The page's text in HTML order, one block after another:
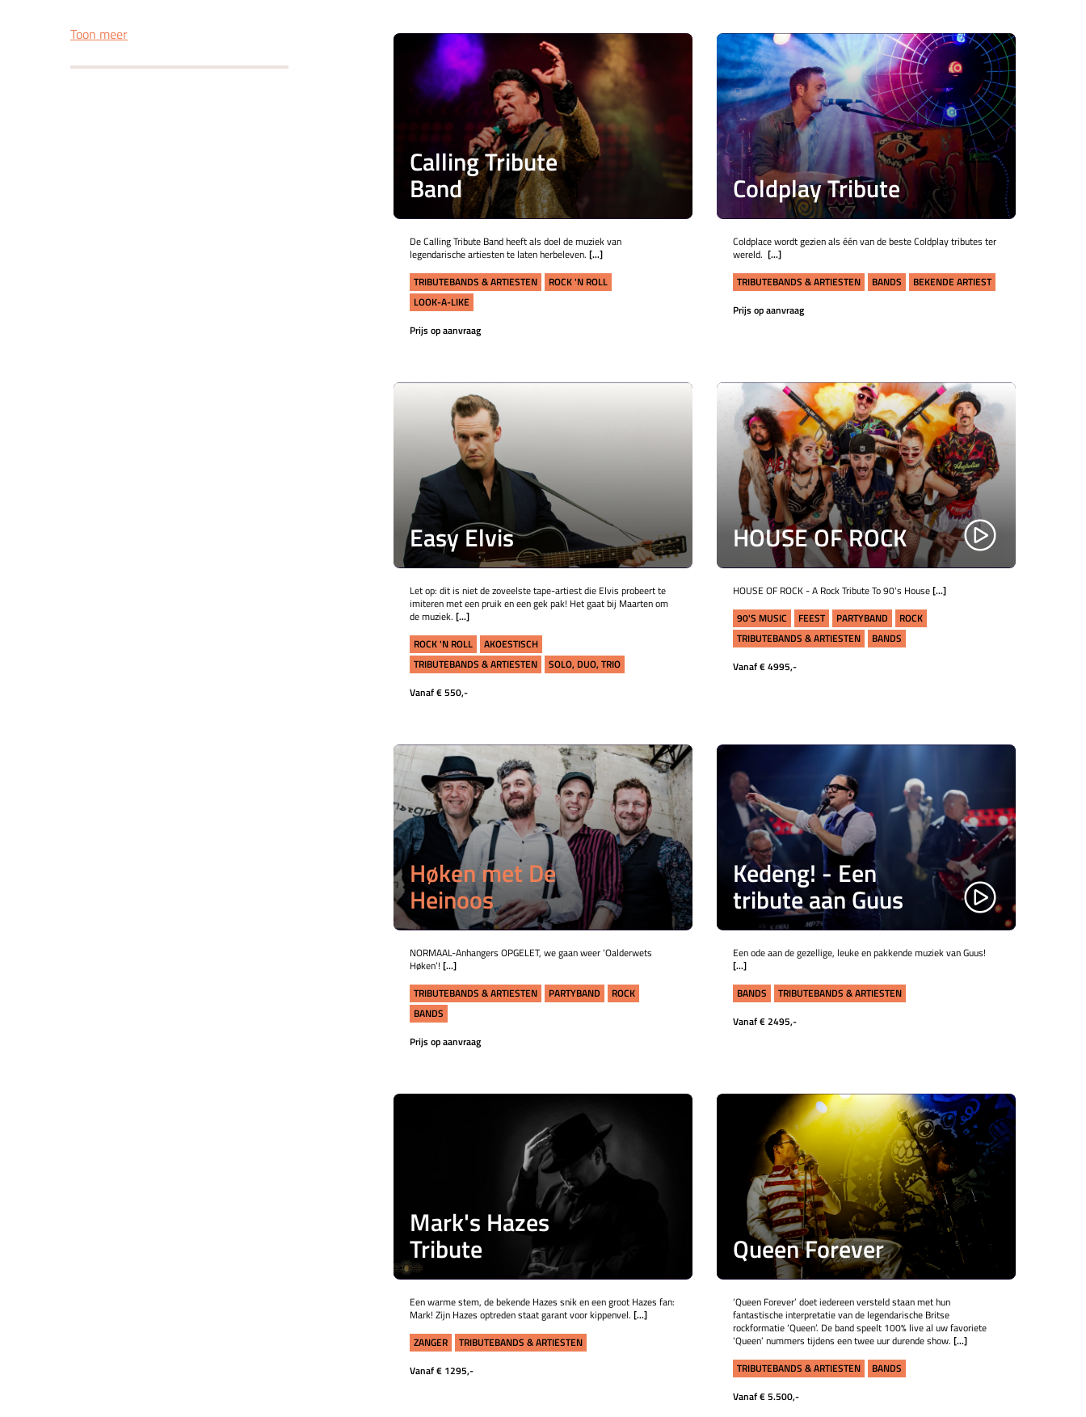
Toon meer
Calling Tribute
Band
De Calling Tribute Band heeft als doel de muziek van
legendarische artiesten te laten herbeleven. [...]
TRIBUTEBANDS & ARTIESTEN
ROCK 'N ROLL
LOOK-A-LIKE
Prijs op aanvraag
Coldplay Tribute
Coldplace wordt gezien als één van de beste Coldplay tributes ter
wereld. [...]
TRIBUTEBANDS & ARTIESTEN
BANDS
BEKENDE ARTIEST
Prijs op aanvraag
Easy Elvis
Let op: dit is niet de zoveelste tape-artiest die Elvis probeert te
imiteren met een pruik en een gek pak! Het gaat bij Maarten om
de muziek. [...]
ROCK 'N ROLL
AKOESTISCH
TRIBUTEBANDS & ARTIESTEN
SOLO, DUO, TRIO
Vanaf € 550,-
HOUSE OF ROCK
HOUSE OF ROCK - A Rock Tribute To 90's House[...]
90'S MUSIC
FEEST PARTYBAND
ROCK
TRIBUTEBANDS & ARTIESTEN
BANDS
Vanaf € 4995,-
Høken met De
Heinoos
NORMAAL-Anhangers OPGELET, we gaan weer ‘Oalderwets
Høken’! [...]
TRIBUTEBANDS & ARTIESTEN
PARTYBAND
ROCK
BANDS
Prijs op aanvraag
Kedeng! - Een
tribute aan Guus
Een ode aan de gezellige, leuke en pakkende muziek van Guus!
[...]
BANDS
TRIBUTEBANDS & ARTIESTEN
Vanaf € 2495,-
Mark's Hazes
Tribute
Een warme stem, de bekende Hazes snik en een groot Hazes fan:
Mark! Zijn Hazes optreden staat garant voor kippenvel. [...]
ZANGER
TRIBUTEBANDS & ARTIESTEN
Vanaf € 1295,-
Queen Forever
‘Queen Forever’ doet iedereen versteld staan met hun
fantastische interpretatie van de legendarische Britse
rockformatie ‘Queen’. De band speelt 100% live al uw favoriete
‘Queen’ nummers tijdens een twee uur durende show. [...]
TRIBUTEBANDS & ARTIESTEN
BANDS
Vanaf € 5.500,-